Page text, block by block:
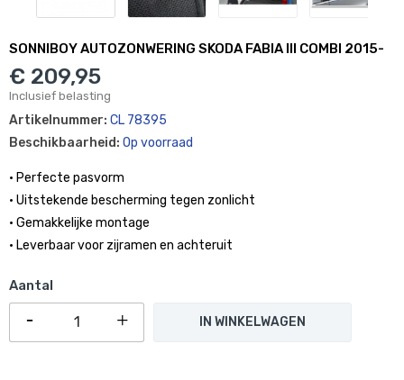
SONNIBOY AUTOZONWERING SKODA FABIA III COMBI 2015-
€ 209,95
Inclusief belasting
Artikelnummer: CL 78395
Beschikbaarheid: Op voorraad
• Perfecte pasvorm
• Uitstekende bescherming tegen zonlicht
• Gemakkelijke montage
• Leverbaar voor zijramen en achteruit
Aantal
IN WINKELWAGEN